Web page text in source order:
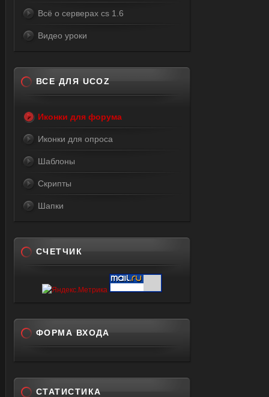
Всё о серверах cs 1.6
Видео уроки
ВСЕ ДЛЯ UCOZ
Иконки для форума
Иконки для опроса
Шаблоны
Скрипты
Шапки
СЧЕТЧИК
ФОРМА ВХОДА
СТАТИСТИКА